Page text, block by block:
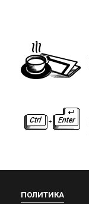
ПОЛИТИКА